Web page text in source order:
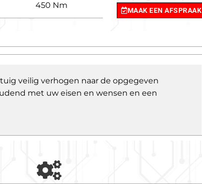
450 Nm
MAAK EEN AFSPRAAK
veilig verhogen naar de opgegeven
met uw eisen en wensen en een